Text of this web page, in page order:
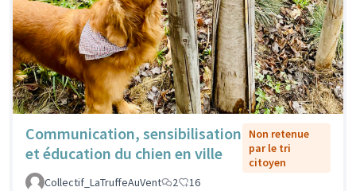
Communication, sensibilisation
et éducation du chien en ville
Non retenue
par le tri
citoyen
Collectif_LaTruffeAuVent
2 16